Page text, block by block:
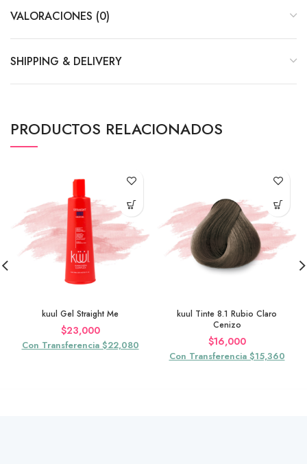
VALORACIONES (0)
SHIPPING & DELIVERY
PRODUCTOS RELACIONADOS
kuul Gel Straight Me
$23,000
Con Transferencia $22,080
kuul Tinte 8.1 Rubio Claro
Cenizo
$16,000
Con Transferencia $15,360